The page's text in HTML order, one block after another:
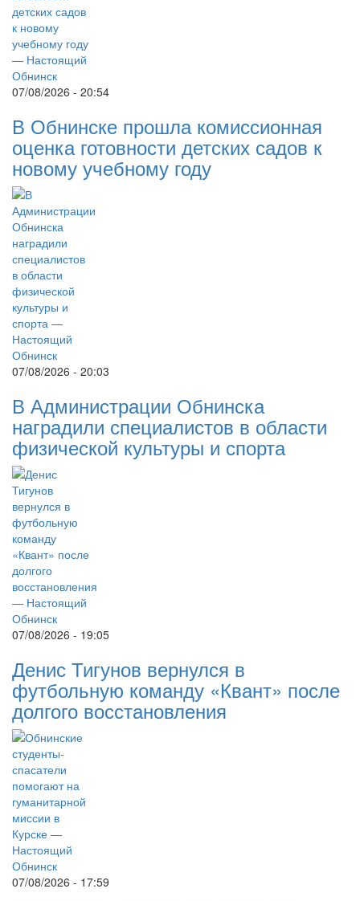
07/08/2026 - 20:54
В Обнинске прошла комиссионная
оценка готовности детских садов к
новому учебному году
07/08/2026 - 20:03
В Администрации Обнинска
наградили специалистов в области
физической культуры и спорта
07/08/2026 - 19:05
Денис Тигунов вернулся в
футбольную команду «Квант» после
долгого восстановления
07/08/2026 - 17:59